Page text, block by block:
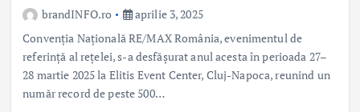
brandINFO.ro
aprilie 3, 2025
Convenția Națională RE/MAX România, evenimentul de
referință al rețelei, s-a desfășurat anul acesta în perioada 27–
28 martie 2025 la Elitis Event Center, Cluj-Napoca, reunind un
număr record de peste 500…